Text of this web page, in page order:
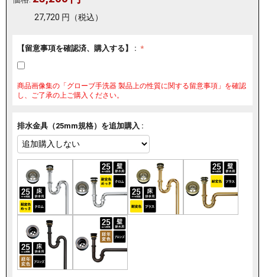
27,720 円 （税込）
【留意事項を確認済、購入する】 :
商品画像集の「グローブ手洗器 製品上の性質に関する留意事項」を確認
し、ご了承の上ご購入ください。
排水金具（25mm規格）を追加購入 :